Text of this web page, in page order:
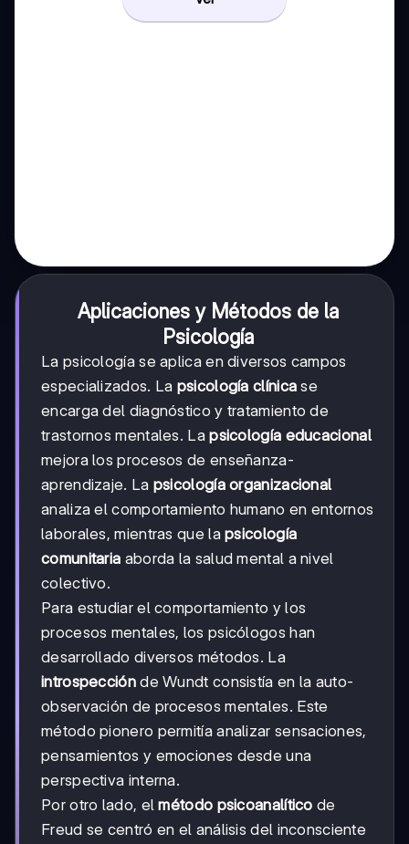
Aplicaciones y Métodos de la
Psicología
La psicología se aplica en diversos campos
especializados. La psicología clínica se
encarga del diagnóstico y tratamiento de
trastornos mentales. Lapsicología educacional
mejora los procesos de enseñanza-
aprendizaje. La psicología organizacional
analiza el comportamiento humano en entornos
laborales, mientras que lapsicología
comunitaria aborda la salud mental a nivel
colectivo.
Para estudiar el comportamiento y los
procesos mentales, los psicólogos han
desarrollado diversos métodos. La
introspecciónde Wundt consistía en la auto-
observación de procesos mentales. Este
método pionero permitía analizar sensaciones,
pensamientos y emociones desde una
perspectiva interna.
Por otro lado, elmétodo psicoanalítico de
Freud se centró en el análisis del inconsciente